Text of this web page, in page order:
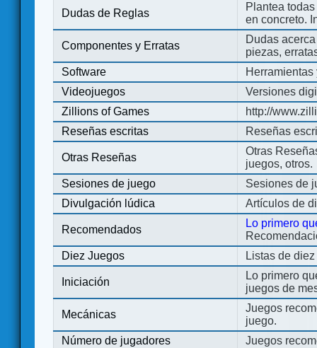
Dudas de Reglas
Plantea
en concreto.
Componentes y Erratas
Dudas
piezas,
Software
Videojuegos
Versiones
Zillions of Games
http://
Reseñas escritas
Reseñas
Otras Reseñas
Otras
juegos, otros.
Sesiones de juego
Sesiones de
Divulgación lúdica
Artículos de
Recomendados
Lo primero
Diez Juegos
Listas de
Iniciación
Lo primero
juegos de
Mecánicas
Juegos
juego.
Número de jugadores
Juegos